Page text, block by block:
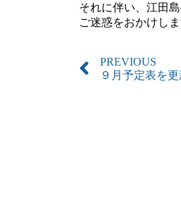
それに伴い、江田
ご迷惑をおかけし
PREVIOUS
９月予定表を